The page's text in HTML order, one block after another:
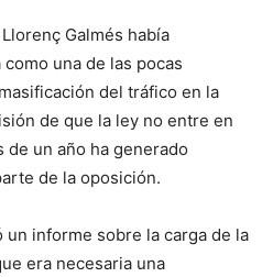
Galmés había
una de las pocas
del tráfico en la
de que la ley no entre en
un año ha generado
de la oposición.
informe sobre la carga de la
era necesaria una